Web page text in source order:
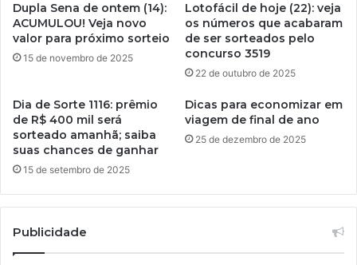
Dupla Sena de ontem (14):
ACUMULOU! Veja novo
valor para próximo sorteio
15 de novembro de 2025
Lotofácil de hoje (22): veja
os números que acabaram
de ser sorteados pelo
concurso 3519
22 de outubro de 2025
Dia de Sorte 1116: prêmio
de R$ 400 mil será
sorteado amanhã; saiba
suas chances de ganhar
15 de setembro de 2025
Dicas para economizar em
viagem de final de ano
25 de dezembro de 2025
Publicidade